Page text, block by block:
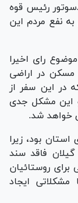
رئیس قوه
نفع مردم این
رای اخیرا
در اراضی
در این سفر از
این مشکل جدی
خواهد شد.
بود، زیرا
گیلان فاقد سند
روستائیان
ایجاد